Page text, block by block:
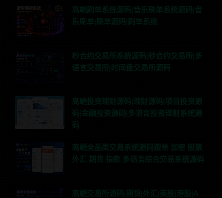
高端刷单系统源码|音乐刷单系统源码|音
乐刷单|刷单源码|刷单系统
秒合约交易所系统源码|秒合约交易所|多
语言交易所|时间盘交易所源码
高端投资理财源码|理财源码|项目投资源
码|金融投资源码|多语言投资理财系统源
码
高端全品类交易系统源码跟单 加密 股票
外汇 期货 指数 多语言综合交易系统源码
高端交易所源码|期货|外汇|美股|港股|A